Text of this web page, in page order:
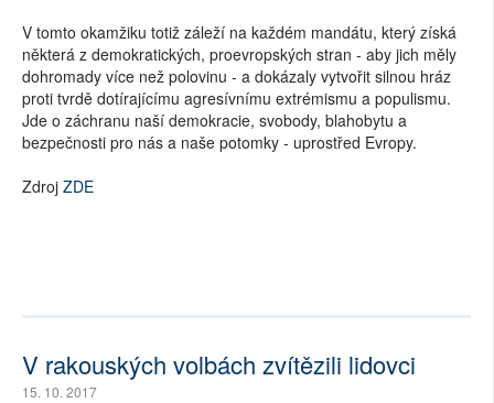
V tomto okamžiku totiž záleží na každém mandátu, který získá
některá z demokratických, proevropských stran - aby jich měly
dohromady více než polovinu - a dokázaly vytvořit silnou hráz
proti tvrdě dotírajícímu agresívnímu extrémismu a populismu.
Jde o záchranu naší demokracie, svobody, blahobytu a
bezpečnosti pro nás a naše potomky - uprostřed Evropy.
Zdroj ZDE
V rakouských volbách zvítězili lidovci
15. 10. 2017